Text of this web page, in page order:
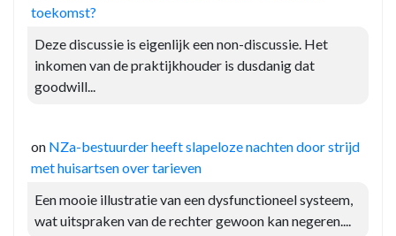
toekomst?
Deze discussie is eigenlijk een non-discussie. Het
inkomen van de praktijkhouder is dusdanig dat
goodwill...
on NZa-bestuurder heeft slapeloze nachten door strijd
met huisartsen over tarieven
Een mooie illustratie van een dysfunctioneel systeem,
wat uitspraken van de rechter gewoon kan negeren....